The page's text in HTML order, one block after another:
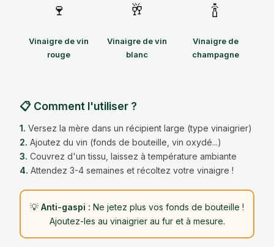
🍷
Vinaigre de vin
rouge
🥂
Vinaigre de vin
blanc
🍾
Vinaigre de
champagne
📋 Comment l'utiliser ?
1. Versez la mère dans un récipient large (type vinaigrier)
2. Ajoutez du vin (fonds de bouteille, vin oxydé...)
3. Couvrez d'un tissu, laissez à température ambiante
4. Attendez 3-4 semaines et récoltez votre vinaigre !
💡 Anti-gaspi : Ne jetez plus vos fonds de bouteille !
Ajoutez-les au vinaigrier au fur et à mesure.